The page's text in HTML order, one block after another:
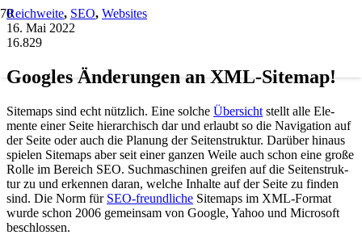
Reichweite, SEO, Websites
16. Mai 2022
16.829
Goo­gles Ände­run­gen an XML-Site­map!
Site­maps sind echt nütz­lich. Eine sol­che Über­sicht stellt alle Ele­
men­te einer Sei­te hier­ar­chisch dar und erlaubt so die Navi­ga­ti­on auf
der Sei­te oder auch die Pla­nung der Sei­ten­struk­tur. Dar­über hin­aus
spie­len Site­maps aber seit einer gan­zen Wei­le auch schon eine gro­ße
Rol­le im Bereich SEO. Such­ma­schi­nen grei­fen auf die Sei­ten­struk­
tur zu und erken­nen dar­an, wel­che Inhal­te auf der Sei­te zu fin­den
sind. Die Norm für SEO-freund­li­che Site­maps im XML-For­mat
wur­de schon 2006 gemein­sam von Goog­le, Yahoo und Micro­soft
beschlos­sen.